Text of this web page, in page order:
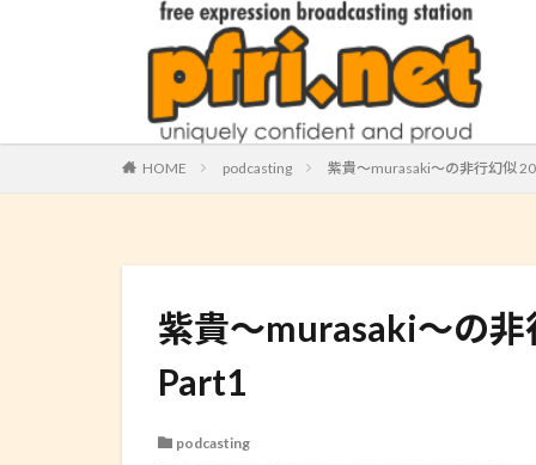
HOME podcasting 紫貴～murasaki～の非行幻似
紫貴～murasaki～の非
Part1
podcasting